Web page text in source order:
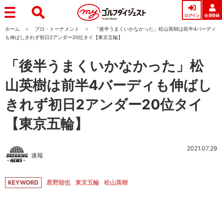
ログイン 会員登録
ホーム プロ・トーナメント
「後半うまくいかなかった」松山英樹は前半4バーディ
も伸ばしきれず初日2アンダー20位タイ【東京五輪】
「後半うまくいかなかった」松
山英樹は前半4バーディも伸ばし
きれず初日2アンダー20位タイ
【東京五輪】
速報
2021.07.29
KEYWORD 星野陸也 東京五輪 松山英樹